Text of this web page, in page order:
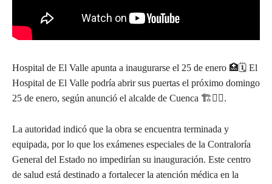
Hospital de El Valle apunta a inaugurarse el 25 de enero 🏥🗓️ El
Hospital de El Valle podría abrir sus puertas el próximo domingo
25 de enero, según anunció el alcalde de Cuenca 🏗️👨‍⚕️.
La autoridad indicó que la obra se encuentra terminada y
equipada, por lo que los exámenes especiales de la Contraloría
General del Estado no impedirían su inauguración. Este centro
de salud está destinado a fortalecer la atención médica en la